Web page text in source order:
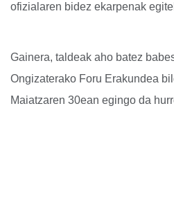
ofizialaren bidez ekarpenak
Gainera, taldeak aho batez
Ongizaterako Foru Erakundea
Maiatzaren 30ean egingo da